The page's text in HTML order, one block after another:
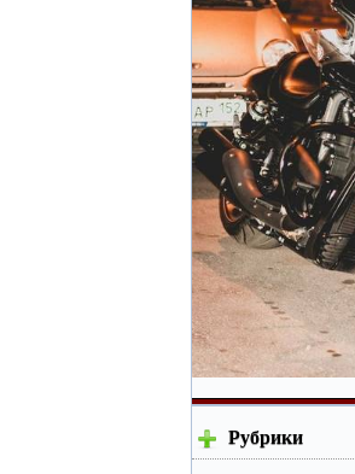
Рубрики